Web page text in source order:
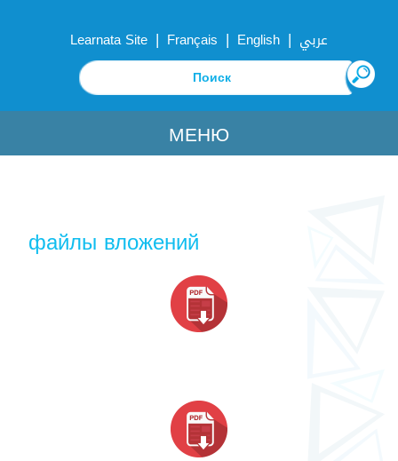
Learnata Site | Français | English | عربي
МЕНЮ
файлы вложений